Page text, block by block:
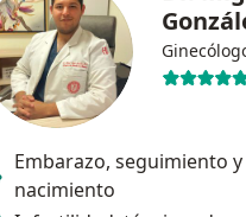
Embarazo, seguimiento
nacimiento